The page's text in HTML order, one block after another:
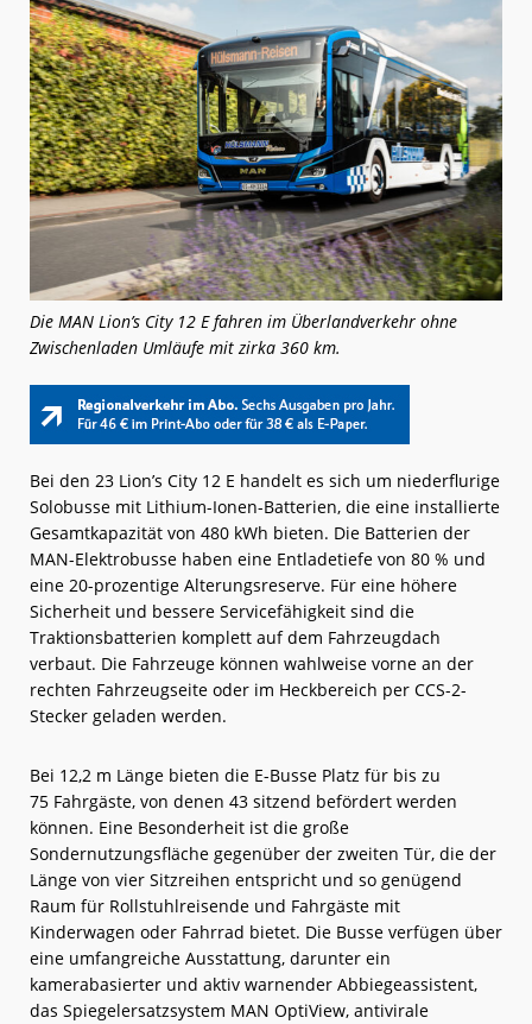
Die MAN Lion’s City 12 E fahren im Überlandverkehr ohne
Zwischenladen Umläufe mit zirka 360 km.
Bei den 23 Lion’s City 12 E handelt es sich um niederflurige
Solobusse mit Lithium-Ionen-Batterien, die eine installierte
Gesamtkapazität von 480 kWh bieten. Die Batterien der
MAN-Elektrobusse haben eine Entladetiefe von 80 % und
eine 20-prozentige Alterungsreserve. Für eine höhere
Sicherheit und bessere Servicefähigkeit sind die
Traktionsbatterien komplett auf dem Fahrzeugdach
verbaut. Die Fahrzeuge können wahlweise vorne an der
rechten Fahrzeugseite oder im Heckbereich per CCS-2-
Stecker geladen werden.
Bei 12,2 m Länge bieten die E-Busse Platz für bis zu
75 Fahrgäste, von denen 43 sitzend befördert werden
können. Eine Besonderheit ist die große
Sondernutzungsfläche gegenüber der zweiten Tür, die der
Länge von vier Sitzreihen entspricht und so genügend
Raum für Rollstuhlreisende und Fahrgäste mit
Kinderwagen oder Fahrrad bietet. Die Busse verfügen über
eine umfangreiche Ausstattung, darunter ein
kamerabasierter und aktiv warnender Abbiegeassistent,
das Spiegelersatzsystem MAN OptiView, antivirale